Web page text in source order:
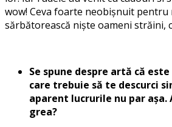
wow! Ceva foarte neobișnuit pentru
sărbătorească niște oameni străini,
Se spune despre artă că
care trebuie să te descurci
aparent lucrurile nu par așa.
grea?